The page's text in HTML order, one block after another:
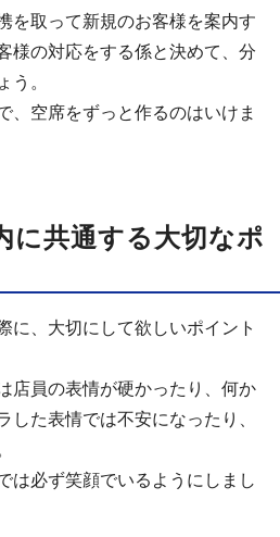
を取って新規のお客様を案内す
様の対応をする係と決めて、分
う。
、空席をずっと作るのはいけま
に共通する大切なポ
に、大切にして欲しいポイント
店員の表情が硬かったり、何か
した表情では不安になったり、
は必ず笑顔でいるようにしまし